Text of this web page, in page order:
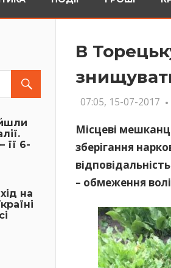
В
07:05, 15-07-2017
Місцеві
зберігання
– обмеження
її 6-
на